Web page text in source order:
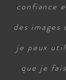
confiance
des
je peux
que je